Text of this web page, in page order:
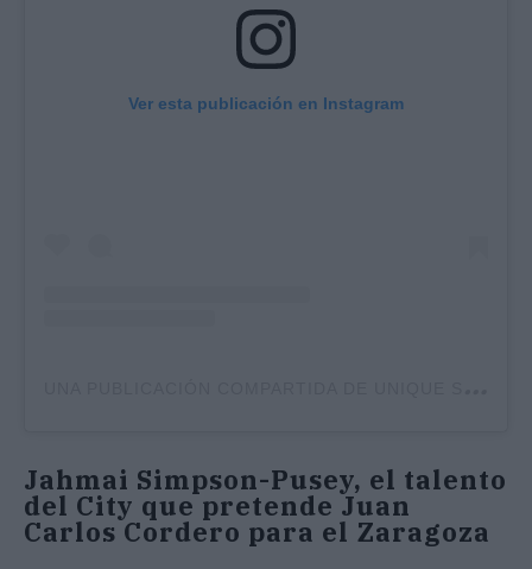
Ver esta publicación en Instagram
Jahmai Simpson-Pusey, el talento
del City que pretende Juan
Carlos Cordero para el Zaragoza